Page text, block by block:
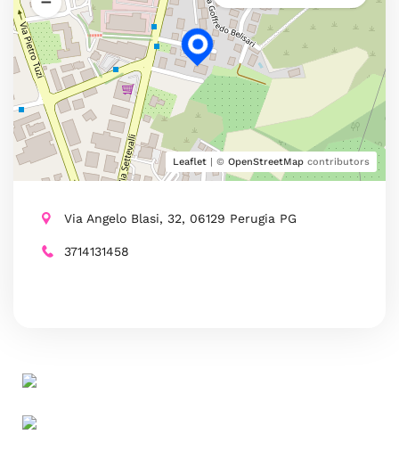
Leaflet | © OpenStreetMap contributors
Via Angelo Blasi, 32, 06129 Perugia PG
3714131458